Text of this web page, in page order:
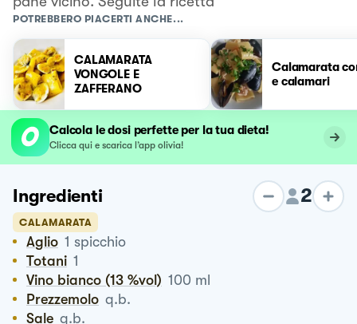
POTREBBERO PIACERTI ANCHE...
CALAMARATA
VONGOLE E
ZAFFERANO
Calamarata
e calamari
Calcola le dosi perfette per la tua dieta!
Clicca qui e scarica l’app olivia!
Ingredienti 2
CALAMARATA
Aglio 1 spicchio
Totani 1
Vino bianco (13 %vol) 100 ml
Prezzemolo q.b.
Sale q.b.